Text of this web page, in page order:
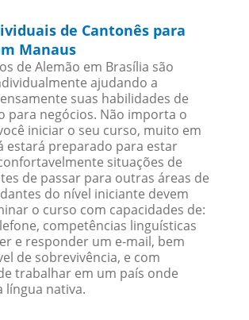
de Cantonês para
Manaus
de Alemão em Brasília são
ajudando a
suas habilidades de
para negócios. Não importa o
iniciar o seu curso, muito em
estará preparado para estar
situações de
de passar para outras áreas de
do nível iniciante devem
o curso com capacidades de:
competências linguísticas
e responder um e-mail, bem
de sobrevivência, e com
trabalhar em um país onde
língua nativa.